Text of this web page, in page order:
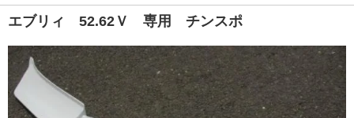
エブリィ 52.62Ｖ 専用 チンスポ